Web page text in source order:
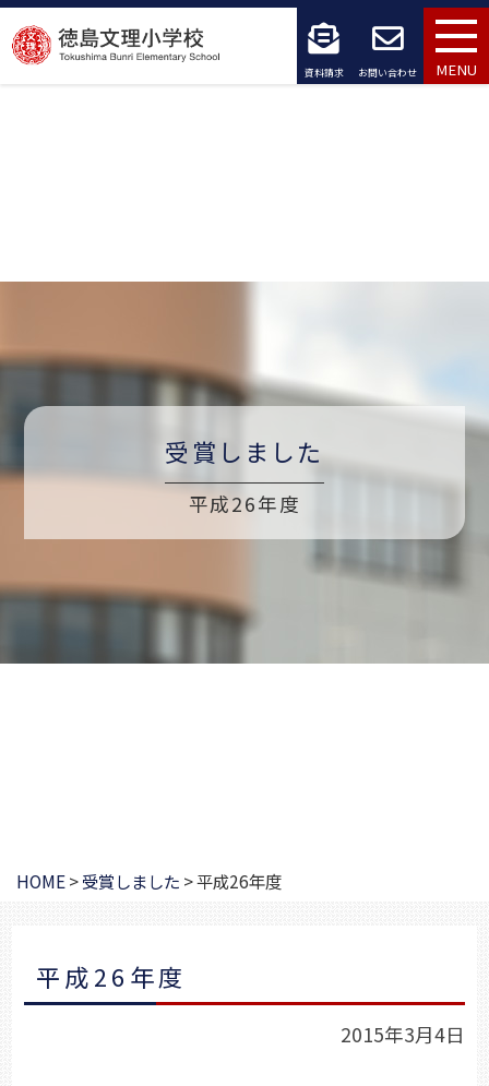
コ
ン
ス
ッ
プ
資料請求 お問い合わせ MENU
受賞しました
平成26年度
HOME>受賞しました >平成26年度
平成26年度
2015年3月4日